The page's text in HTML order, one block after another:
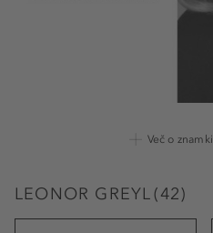
Več o znamki
LEONOR GREYL (42)